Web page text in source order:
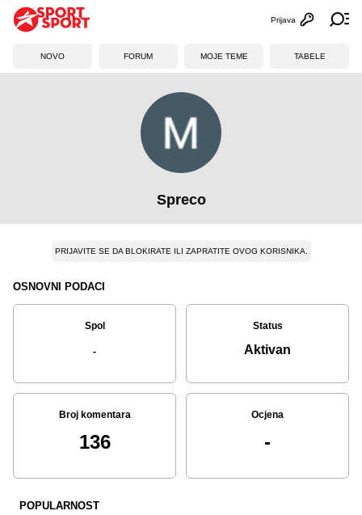
Otvori
Prijava
NOVO FORUM MOJE TEME TABELE
Spreco
PRIJAVITE SE DA BLOKIRATE ILI ZAPRATITE OVOG KORISNIKA.
OSNOVNI PODACI
Spol
-
Status
Aktivan
Broj komentara
136
Ocjena
-
POPULARNOST